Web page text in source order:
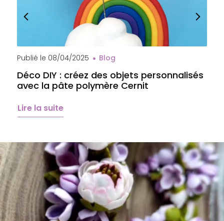
Publié le 08/04/2025 Blog
Déco DIY : créez des objets personnalisés
avec la pâte polymère Cernit
Lire la suite